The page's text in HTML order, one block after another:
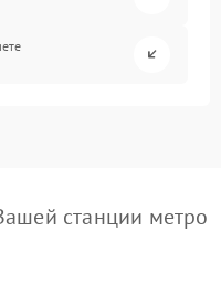
станции метро